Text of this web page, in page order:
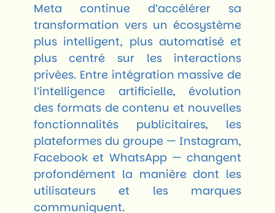
Meta continue d’accélérer sa
transformation vers un écosystème
plus intelligent, plus automatisé et
plus centré sur les interactions
privées. Entre intégration massive de
l’intelligence artificielle, évolution
des formats de contenu et nouvelles
fonctionnalités publicitaires, les
plateformes du groupe — Instagram,
Facebook et WhatsApp — changent
profondément la manière dont les
utilisateurs et les marques
communiquent.